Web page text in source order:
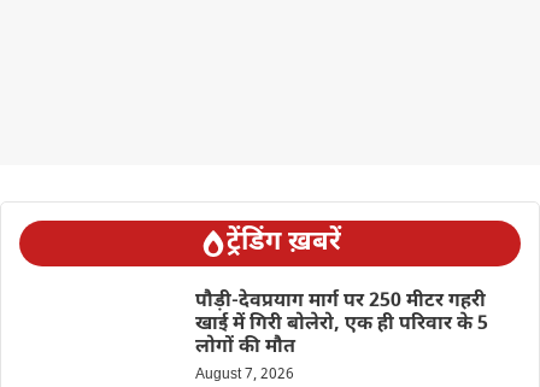
ट्रेंडिंग ख़बरें
पौड़ी-देवप्रयाग मार्ग पर 250 मीटर गहरी
खाई में गिरी बोलेरो, एक ही परिवार के 5
लोगों की मौत
August 7, 2026